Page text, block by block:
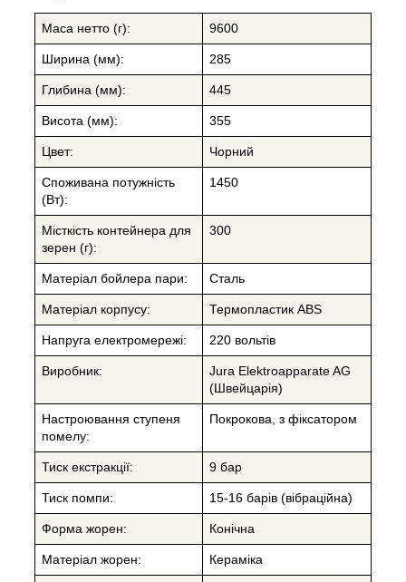
Маса нетто (г): 9600
Ширина (мм): 285
Глибина (мм): 445
Висота (мм): 355
Цвет: Чорний
Споживана потужність
(Вт):
1450
Місткість контейнера для
зерен (г):
300
Матеріал бойлера пари: Сталь
Матеріал корпусу: Термопластик ABS
Напруга електромережі: 220 вольтів
Виробник:
Jura Elektroapparate AG
(Швейцарія)
Настроювання ступеня
помелу:
Покрокова, з фіксатором
Тиск екстракції: 9 бар
Тиск помпи: 15-16 барів (вібраційна)
Форма жорен: Конічна
Матеріал жорен: Кераміка